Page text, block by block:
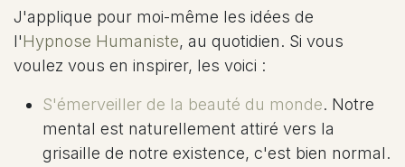
J'applique pour moi-même les idées de
l'Hypnose Humaniste, au quotidien. Si vous
voulez vous en inspirer, les voici :
S'émerveiller de la beauté du monde. Notre
mental est naturellement attiré vers la
grisaille de notre existence, c'est bien normal.